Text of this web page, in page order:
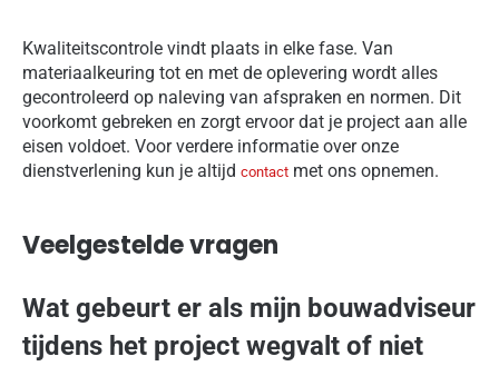
Kwaliteitscontrole vindt plaats in elke fase. Van
materiaalkeuring tot en met de oplevering wordt alles
gecontroleerd op naleving van afspraken en normen. Dit
voorkomt gebreken en zorgt ervoor dat je project aan alle
eisen voldoet. Voor verdere informatie over onze
dienstverlening kun je altijd contact met ons opnemen.
Veelgestelde vragen
Wat gebeurt er als mijn bouwadviseur
tijdens het project wegvalt of niet